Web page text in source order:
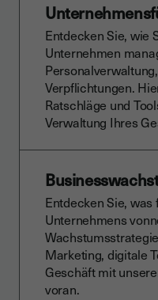
Entdecken Sie, wie
Unternehmen
Verpflichtungen.
Ratschläge und
Verwaltung Ihres
Entdecken Sie,
Unternehmens
Marketing, digitale
Geschäft mit
voran.